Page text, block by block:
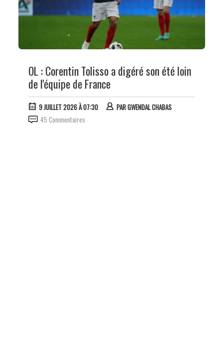
OL : Corentin Tolisso a digéré son été loin
de l'équipe de France
9 JUILLET 2026 À 07:30 PARGWENDAL CHABAS
45 Commentaires